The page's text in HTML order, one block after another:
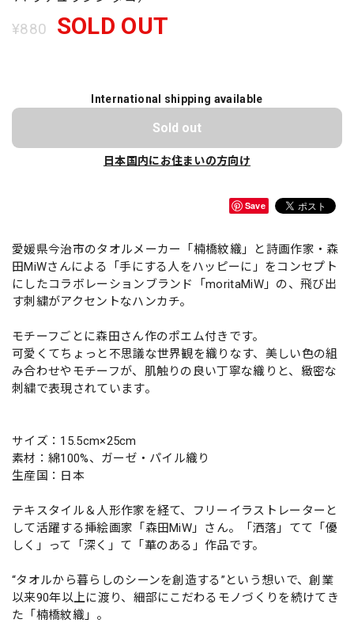
¥880 SOLD OUT
International shipping available
Sold out
日本国内にお住まいの方向け
Save
愛媛県今治市のタオルメーカー「楠橋紋織」と詩画作家・森
田MiWさんによる「手にする人をハッピーに」をコンセプト
にしたコラボレーションブランド「moritaMiW」の、飛び出
す刺繍がアクセントなハンカチ。
モチーフごとに森田さん作のポエム付きです。
可愛くてちょっと不思議な世界観を織りなす、美しい色の組
み合わせやモチーフが、肌触りの良い丁寧な織りと、緻密な
刺繍で表現されています。
サイズ：15.5cm×25cm
素材：綿100%、ガーゼ・パイル織り
生産国：日本
テキスタイル＆人形作家を経て、フリーイラストレーターと
して活躍する挿絵画家「森田MiW」さん。「洒落」てて「優
しく」って「深く」て「華のある」作品です。
“タオルから暮らしのシーンを創造する”という想いで、創業
以来90年以上に渡り、細部にこだわるモノづくりを続けてき
た「楠橋紋織」。